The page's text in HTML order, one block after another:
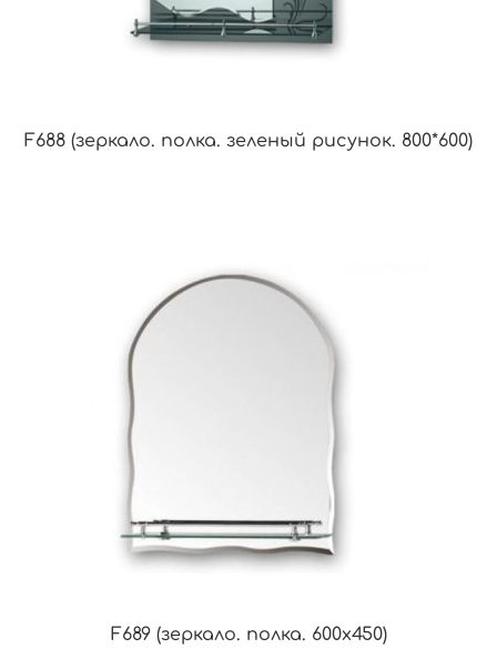
F688 (зеркало. полка. зеленый рисунок. 800*600)
F689 (зеркало. полка. 600х450)